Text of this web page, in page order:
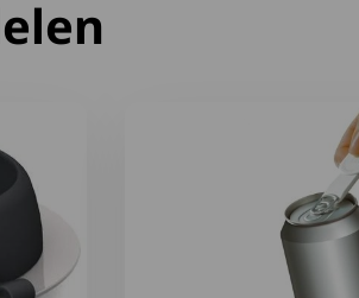
Lees meer over Opener